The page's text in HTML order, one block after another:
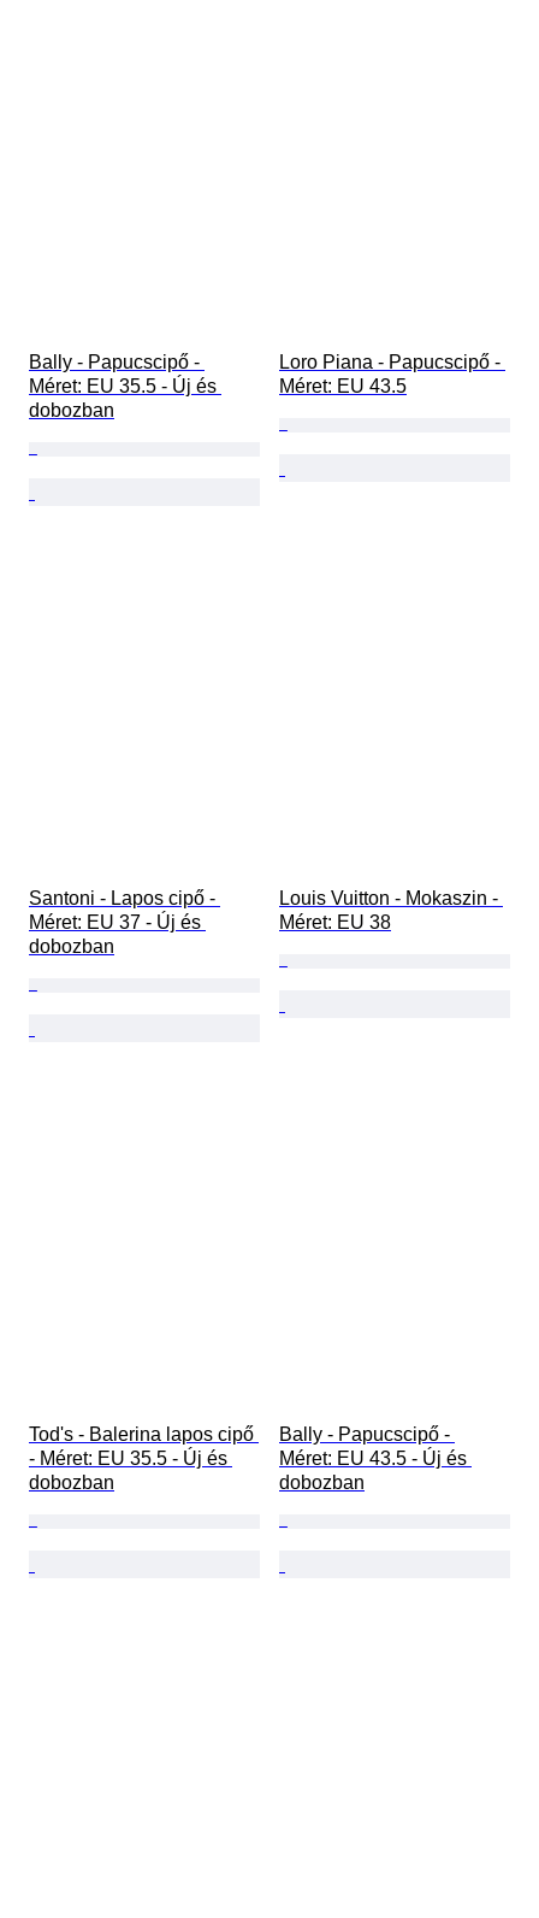
Bally - Papucscipő -
Méret: EU 35.5 - Új és
dobozban
Loro Piana - Papucscipő -
Méret: EU 43.5
Santoni - Lapos cipő -
Méret: EU 37 - Új és
dobozban
Louis Vuitton - Mokaszin -
Méret: EU 38
Tod's - Balerina lapos cipő
- Méret: EU 35.5 - Új és
dobozban
Bally - Papucscipő -
Méret: EU 43.5 - Új és
dobozban